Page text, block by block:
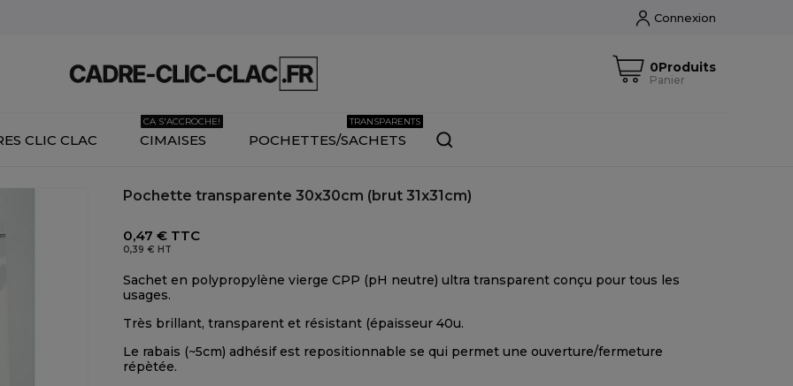
Connexion
0Produits
Panier
CLIC CLAC CIMAISES
CA S'ACCROCHE!
POCHETTES/SACHETS
TRANSPARENTS
Pochette transparente 30x30cm (brut 31x31cm)
0,47 € TTC
0,39 € HT
Sachet en polypropylène vierge CPP (pH neutre) ultra transparent conçu pour tous les
usages.
Très brillant, transparent et résistant (épaisseur 40u.
Le rabais (~5cm) adhésif est repositionnable se qui permet une ouverture/fermeture
répètée.